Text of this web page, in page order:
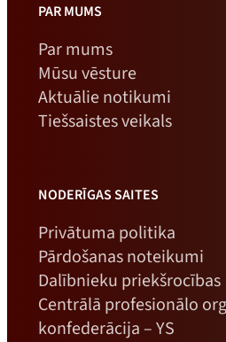
PAR MUMS
Par mums
Mūsu vēsture
Aktuālie notikumi
Tiešsaistes veikals
NODERĪGAS SAITES
Privātuma politika
Pārdošanas noteikumi
Dalībnieku priekšrocības
Centrālā profesionālo
konfederācija – YS